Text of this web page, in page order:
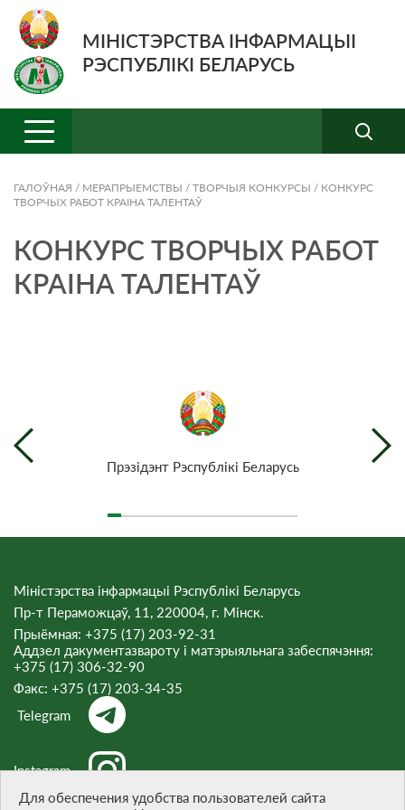
МІНІСТЭРСТВА ІНФАРМАЦЫІ
РЭСПУБЛІКІ БЕЛАРУСЬ
ГАЛОЎНАЯ / МЕРАПРЫЕМСТВЫ / ТВОРЧЫЯ КОНКУРСЫ / КОНКУРС
ТВОРЧЫХ РАБОТ КРАІНА ТАЛЕНТАЎ
КОНКУРС ТВОРЧЫХ РАБОТ
КРАІНА ТАЛЕНТАЎ
Прэзiдэнт Рэспублiкi Беларусь
Міністэрства інфармацыі Рэспублікі Беларусь
Пр-т Пераможцаў, 11, 220004, г. Мінск.
Прыёмная: +375 (17) 203-92-31
Аддзел дакументазвароту і матэрыяльнага забеспячэння:
+375 (17) 306-32-90
Факс: +375 (17) 203-34-35
Telegram
Instagram
Для обеспечения удобства пользователей сайта